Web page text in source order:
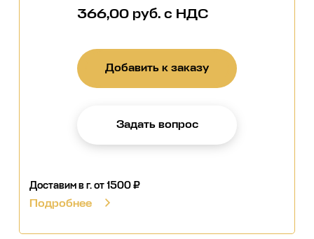
366,00 руб. с НДС
Добавить к заказу
Задать вопрос
Доставим в г.от 1500 ₽
Подробнее